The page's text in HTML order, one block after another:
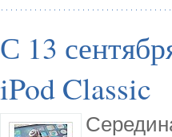
С 13
iPod Classic